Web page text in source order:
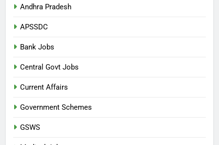
Andhra Pradesh
APSSDC
Bank Jobs
Central Govt Jobs
Current Affairs
Government Schemes
GSWS